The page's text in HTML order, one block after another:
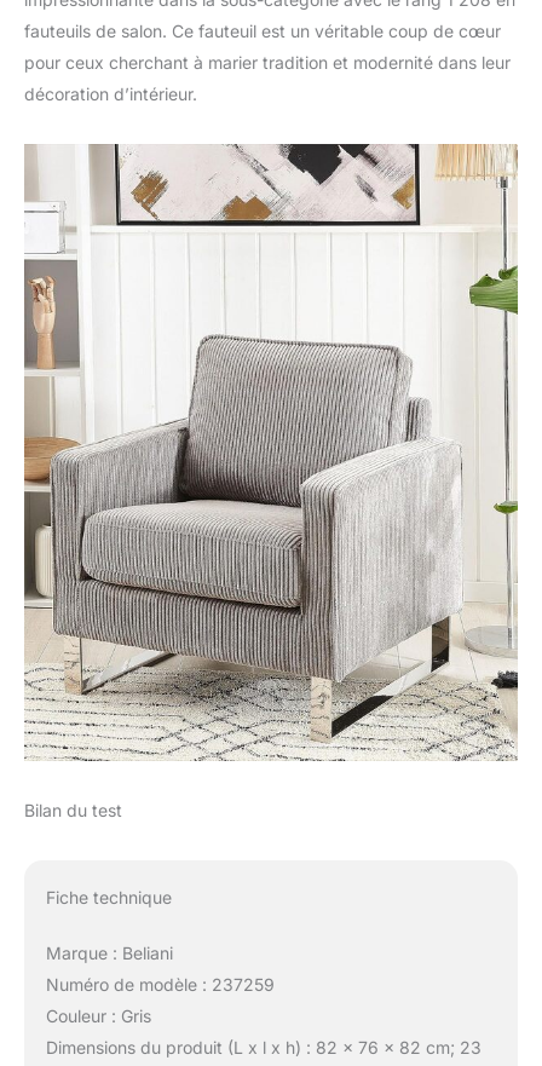
fauteuils de salon. Ce fauteuil est un véritable coup de cœur
pour ceux cherchant à marier tradition et modernité dans leur
décoration d’intérieur.
Bilan du test
Fiche technique
Marque : Beliani
Numéro de modèle : 237259
Couleur : Gris
Dimensions du produit (L x l x h) : 82 x 76 x 82 cm; 23